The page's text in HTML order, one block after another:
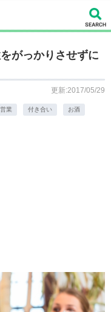
がっかりさせずに
更新:2017/05/29
営業 付き合い お酒